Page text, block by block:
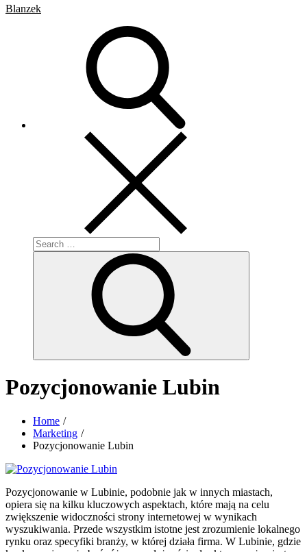
Blanzek
Search
for:
Pozycjonowanie Lubin
Home
Marketing
Pozycjonowanie Lubin
Pozycjonowanie w Lubinie, podobnie jak w innych miastach,
opiera się na kilku kluczowych aspektach, które mają na celu
zwiększenie widoczności strony internetowej w wynikach
wyszukiwania. Przede wszystkim istotne jest zrozumienie lokalnego
rynku oraz specyfiki branży, w której działa firma. W Lubinie, gdzie